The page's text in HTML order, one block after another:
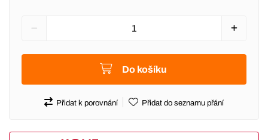
Do košíku
Přidat k porovnání Přidat do seznamu přání